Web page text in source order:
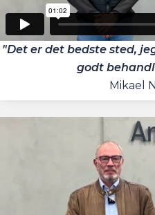
"Det er det bedste sted,
godt
Mikael